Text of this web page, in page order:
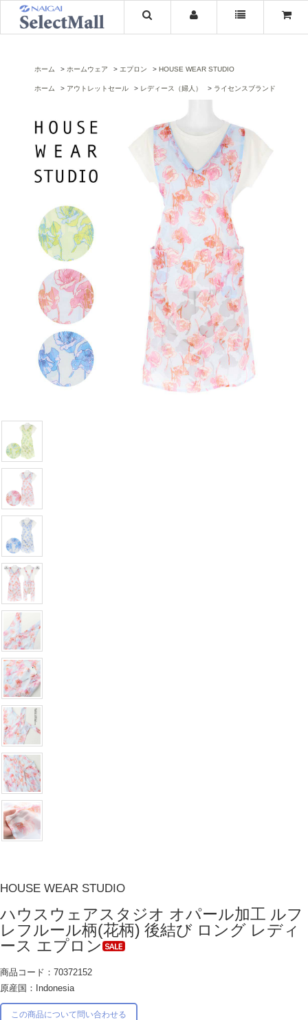
ホーム ホームウェア エプロン HOUSE WEAR STUDIO
ホーム アウトレットセール レディース（婦人） ライセンスブランド
HOUSE WEAR STUDIO
ハウスウェアスタジオ オパール加工 ルフ
レフルール柄(花柄) 後結び ロング レディ
ース エプロン
商品コード：70372152
原産国：Indonesia
この商品について問い合わせる